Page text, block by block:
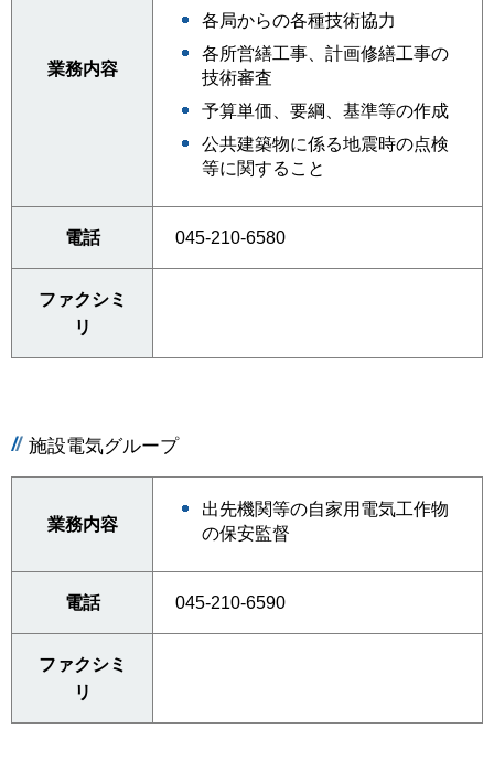
業務内容
各局からの各種技術協力
各所営繕工事、計画修繕工事の
技術審査
予算単価、要綱、基準等の作成
公共建築物に係る地震時の点検
等に関すること
電話 045-210-6580
ファクシミ
リ
施設電気グループ
業務内容
出先機関等の自家用電気工作物
の保安監督
電話 045-210-6590
ファクシミ
リ